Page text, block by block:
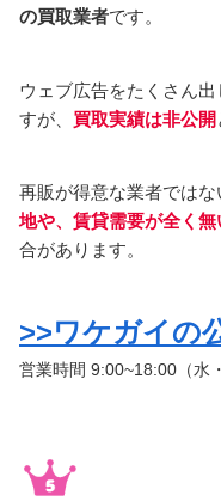
の買取業者です。
ウェブ広告をたくさん
すが、 買取実績は非公開
再販が得意な業者ではな
地や、賃貸需要が全く
合があります。
>>ワケガイの
営業時間 9:00~18:00（水